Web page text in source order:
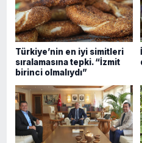
Türkiye’nin en iyi simitleri
sıralamasına tepki. “İzmit
birinci olmalıydı”